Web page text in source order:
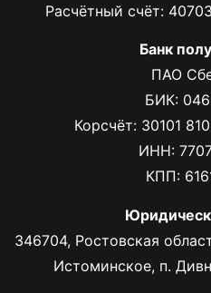
Расчётный счёт:
Банк
ПАО
БИК:
Корсчёт: 30101
ИНН:
КПП:
346704, Ростовская
Истоминское, п.